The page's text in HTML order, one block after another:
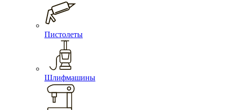
Пистолеты
Шлифмашины